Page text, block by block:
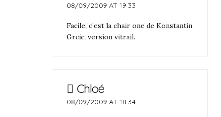
08/09/2009 AT 19:33
Facile, c’est la chair one de Konstantin
Grcic, version vitrail.
Chloé
08/09/2009 AT 18:34